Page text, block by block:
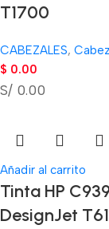
T1700
CABEZALES,
$ 0.00
S/ 0.00
Añadir al carrito
Tinta HP
DesignJet